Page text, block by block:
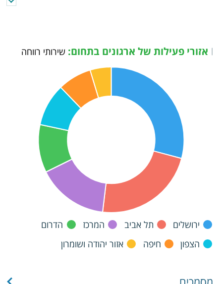
| אזורי פעילות של ארגונים בתחום: שירותי רווחה
ירושלים תל אביב המרכז
הדרום
הצפון
חיפה אזור יהודה ושומרון